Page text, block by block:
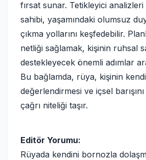
fırsat sunar. Tetikleyici
sahibi, yaşamındaki olumsuz
çıkma yollarını keşfedebilir.
netliği sağlamak, kişinin ruhsal
destekleyecek önemli adımlar
Bu bağlamda, rüya, kişinin
değerlendirmesi ve içsel
çağrı niteliği taşır.
Editör Yorumu:
Rüyada kendini bornozla